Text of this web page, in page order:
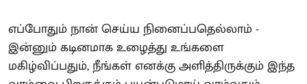
எப்போதும் நான் செய்ய நினைப்பதெல்லாம் -
இன்னும் கடினமாக உழைத்து உங்களை
மகிழ்விப்பதும், நீங்கள் எனக்கு அளித்திருக்கும் இந்த